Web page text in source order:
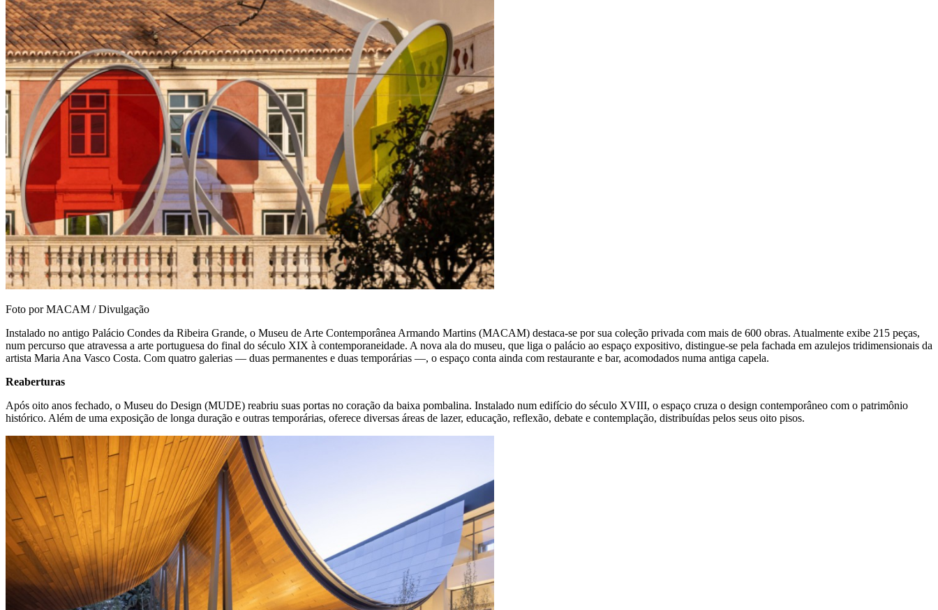
Foto por MACAM / Divulgação
Instalado no antigo Palácio Condes da Ribeira Grande, o Museu de Arte Contemporânea Armando Martins (MACAM) destaca-se por sua coleção privada com mais de 600 obras. Atualmente exibe 215 peças,
num percurso que atravessa a arte portuguesa do final do século XIX à contemporaneidade. A nova ala do museu, que liga o palácio ao espaço expositivo, distingue-se pela fachada em azulejos tridimensionais da
artista Maria Ana Vasco Costa. Com quatro galerias — duas permanentes e duas temporárias —, o espaço conta ainda com restaurante e bar, acomodados numa antiga capela.
Reaberturas
Após oito anos fechado, o Museu do Design (MUDE) reabriu suas portas no coração da baixa pombalina. Instalado num edifício do século XVIII, o espaço cruza o design contemporâneo com o patrimônio
histórico. Além de uma exposição de longa duração e outras temporárias, oferece diversas áreas de lazer, educação, reflexão, debate e contemplação, distribuídas pelos seus oito pisos.